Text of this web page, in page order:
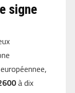
signe
à dix